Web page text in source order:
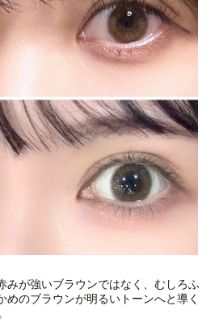
みが強いブラウンではなく、むしろふ
めのブラウンが明るいトーンへと導く